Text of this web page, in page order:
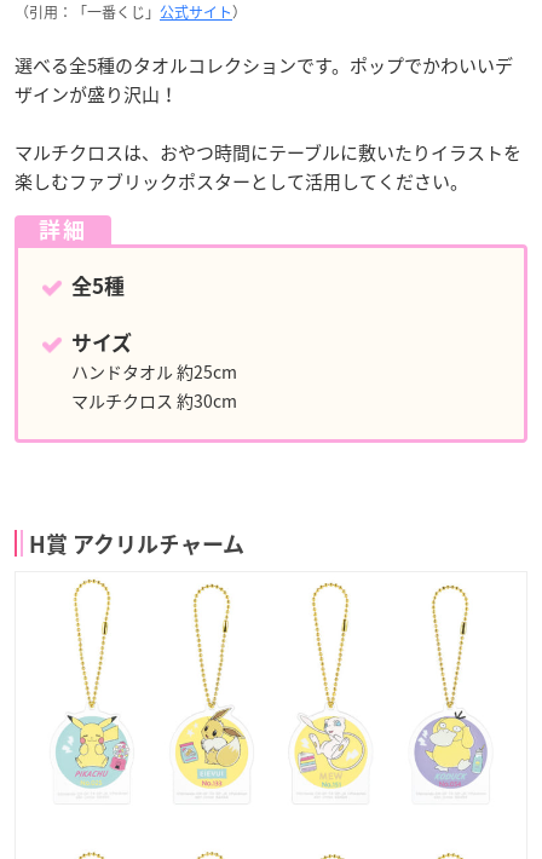
（引用：「一番くじ」 公式サイト）
選べる全5種のタオルコレクションです。ポップでかわいいデ
ザインが盛り沢山！
マルチクロスは、おやつ時間にテーブルに敷いたりイラストを
楽しむファブリックポスターとして活用してください。
詳細
全5種
サイズ
ハンドタオル 約25cm
マルチクロス 約30cm
H賞 アクリルチャーム